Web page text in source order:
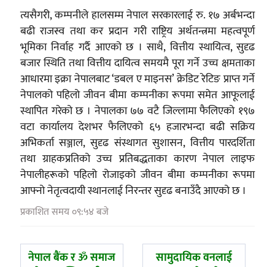
त्यसैगरी, कम्पनीले हालसम्म नेपाल सरकारलाई रु. १७ अर्बभन्दा
बढी राजस्व तथा कर प्रदान गरी राष्ट्रिय अर्थतन्त्रमा महत्वपूर्ण
भूमिका निर्वाह गर्दै आएको छ । साथै, वित्तीय स्थायित्व, सुदृढ
बजार स्थिति तथा वित्तीय दायित्व समयमै पूरा गर्ने उच्च क्षमताका
आधारमा इक्रा नेपालबाट ‘डबल ए माइनस’ क्रेडिट रेटिङ प्राप्त गर्ने
नेपालको पहिलो जीवन बीमा कम्पनीका रूपमा समेत आफूलाई
स्थापित गरेको छ । नेपालका ७७ वटै जिल्लामा फैलिएको १९७
वटा कार्यालय देशभर फैलिएको ६५ हजारभन्दा बढी सक्रिय
अभिकर्ता सञ्जाल, सुदृढ संस्थागत सुशासन, वित्तीय पारदर्शिता
तथा ग्राहकप्रतिको उच्च प्रतिबद्धताका कारण नेपाल लाइफ
नेपालीहरूको पहिलो रोजाइको जीवन बीमा कम्पनीका रूपमा
आफ्नो नेतृत्वदायी स्थानलाई निरन्तर सुदृढ बनाउँदै आएको छ ।
प्रकाशित समय ०९:५४ बजे
पछिल्लाे
नेपाल बैंक र ॐ समाज
अघिल्लाे
सामुदायिक वनलाई